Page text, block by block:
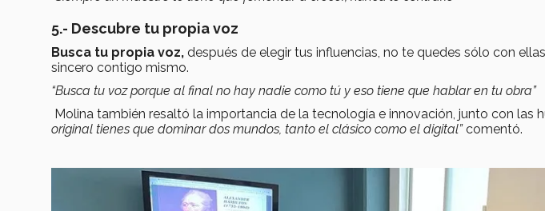
5.- Descubre tu propia voz
Busca tu propia voz, después de elegir tus influencias, no te quedes sólo con
sincero contigo mismo.
“Busca tu voz porque al final no hay nadie como tú y eso tiene que hablar en tu obra”
Molina también resaltó la importancia de la tecnología e innovación, junto con las
original tienes que dominar dos mundos, tanto el clásico como el digital”comentó.